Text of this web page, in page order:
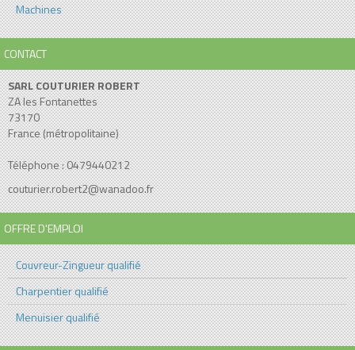
Machines
CONTACT
SARL COUTURIER ROBERT
ZA les Fontanettes
73170
France (métropolitaine)
Téléphone : 0479440212
couturier.robert2@wanadoo.fr
OFFRE D'EMPLOI
Couvreur-Zingueur qualifié
Charpentier qualifié
Menuisier qualifié